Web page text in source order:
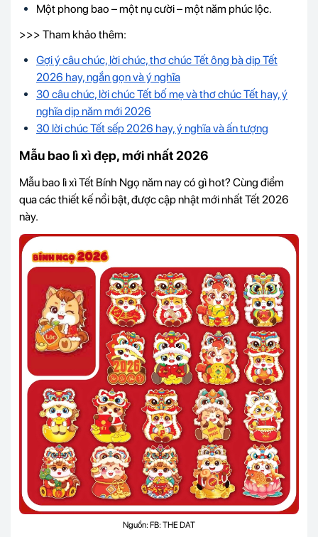
Một phong bao – một nụ cười – một năm phúc lộc.
>>> Tham khảo thêm:
Gợi ý câu chúc, lời chúc, thơ chúc Tết ông bà dịp Tết
2026 hay, ngắn gọn và ý nghĩa
30 câu chúc, lời chúc Tết bố mẹ và thơ chúc Tết hay, ý
nghĩa dịp năm mới 2026
30 lời chúc Tết sếp 2026 hay, ý nghĩa và ấn tượng
Mẫu bao lì xì đẹp, mới nhất 2026
Mẫu bao lì xì Tết Bính Ngọ năm nay có gì hot? Cùng điểm
qua các thiết kế nổi bật, được cập nhật mới nhất Tết 2026
này.
Nguồn: FB: THE DAT